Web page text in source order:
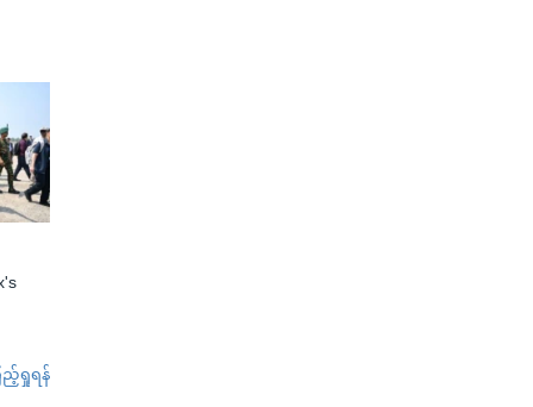
ည့်ရှုရန်